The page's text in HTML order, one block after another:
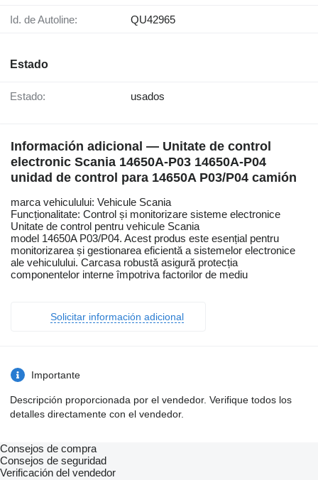
Id. de Autoline: QU42965
Estado
Estado: usados
Información adicional — Unitate de control
electronic Scania 14650A-P03 14650A-P04
unidad de control para 14650A P03/P04 camión
marca vehiculului: Vehicule Scania
Funcționalitate: Control și monitorizare sisteme electronice
Unitate de control pentru vehicule Scania
model 14650A P03/P04. Acest produs este esențial pentru
monitorizarea și gestionarea eficientă a sistemelor electronice
ale vehiculului. Carcasa robustă asigură protecția
componentelor interne împotriva factorilor de mediu
Solicitar información adicional
Importante
Descripción proporcionada por el vendedor. Verifique todos los
detalles directamente con el vendedor.
Consejos de compra
Consejos de seguridad
Verificación del vendedor